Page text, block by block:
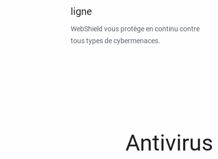
ligne
WebShield vous protège en continu contre
tous types de cybermenaces.